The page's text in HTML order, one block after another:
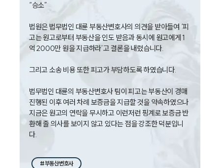
“승소”
법원은 법무법인 대륜 부동산변호사의 의견을 받아들여 ‘피
고는 원고로부터 부동산을 인도 받음과 동시에 원고에게 1
억 2000만 원을 지급하라’고 결론을 내렸습니다.
그리고 소송 비용 또한 피고가 부담하도록 하였습니다.
법무법인 대륜의 부동산변호사 팀이 피고는 부동산이 경매
진행된 이후 여러 차례 보증금을 지급할 것을 약속하였으나
지금은 원고의 연락을 무시하고 이런저런 핑계로 보증금 반
환해 줄 의사를 보이지 않고 있다는 점을 강조한 덕분입니
#부동산변호사